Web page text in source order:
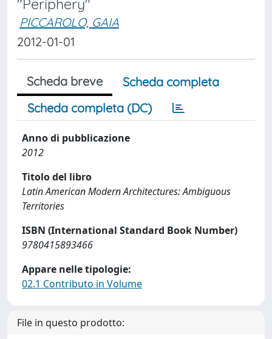
"Periphery"
PICCAROLO, GAIA
2012-01-01
Scheda breve
Scheda completa
Scheda completa (DC)
Anno di pubblicazione
2012
Titolo del libro
Latin American Modern Architectures: Ambiguous
Territories
ISBN (International Standard Book Number)
9780415893466
Appare nelle tipologie:
02.1 Contributo in Volume
File in questo prodotto: